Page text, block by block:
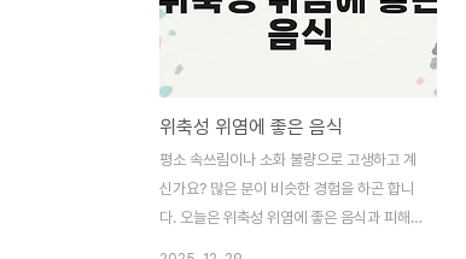
위축성 위염에 좋은 음식
평소 속쓰림이나 소화 불량으로 고생하고 계
신가요? 많은 분이 비슷한 경험을 하곤 합니
다. 오늘은 위축성 위염에 좋은 음식과 피해